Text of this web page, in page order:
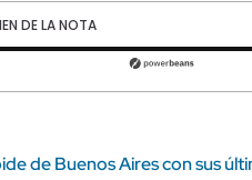
DE LA NOTA
0 segundos
de Buenos Aires con sus